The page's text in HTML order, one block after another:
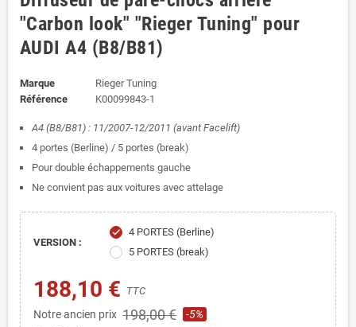
"Carbon look" "Rieger Tuning" pour
AUDI A4 (B8/B81)
Marque
Rieger Tuning
Référence
K00099843-1
A4 (B8/B81) : 11/2007-12/2011 (avant Facelift)
4 portes (Berline) / 5 portes (break)
Pour double échappements gauche
Ne convient pas aux voitures avec attelage
VERSION :
check
4 PORTES (Berline)
5 PORTES (break)
188,10 € TTC
Notre ancien prix 198,00 € -5%